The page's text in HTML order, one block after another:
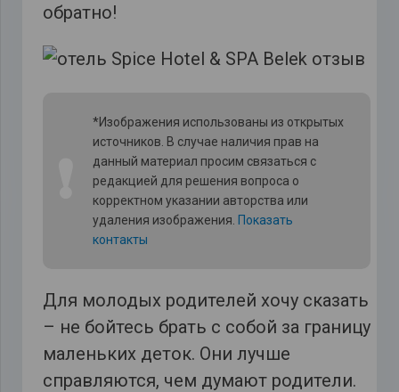
обратно!
*Изображения использованы из открытых
источников. В случае наличия прав на
данный материал просим связаться с
редакцией для решения вопроса о
корректном указании авторства или
удаления изображения. Показать
контакты
Для молодых родителей хочу сказать
– не бойтесь брать с собой за границу
маленьких деток. Они лучше
справляются, чем думают родители.